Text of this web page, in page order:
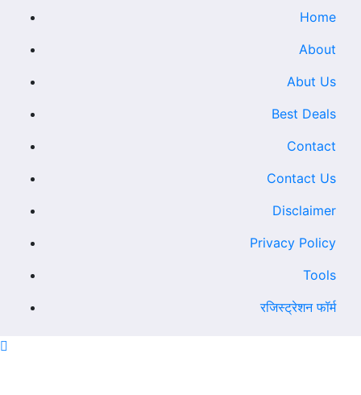
Home
About
Abut Us
Best Deals
Contact
Contact Us
Disclaimer
Privacy Policy
Tools
रजिस्ट्रेशन फॉर्म